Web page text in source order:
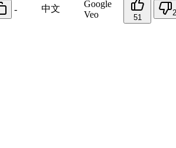
- 中文
Google
Veo
51